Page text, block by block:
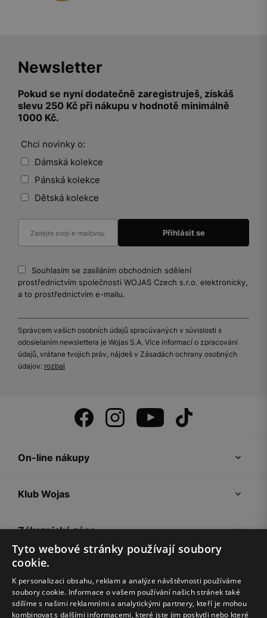
Newsletter
Pokud se nyní dodatečně zaregistruješ, získáš
slevu 250 Kč při nákupu v hodnotě minimálně
1000 Kč.
Chci novinky o:
Dámská kolekce
Pánská kolekce
Dětská kolekce
Souhlasím se zasíláním obchodních sdělení
prostřednictvím společnosti WOJAS Czech s.r.o. elektronicky,
a to prostřednictvím e-mailu.
Správcem vašich osobních údajů spracúvaných v súvislosti s
odosielaním newslettera je Wojas S.A. Více informací o zpracování
údajů, vrátane tvojich práv, nájdeš v Zásadách ochrany osobných
údajov: rozbal
On-line nákupy
Klub Wojas
Zákaznická zóna
Společnost Wojas
Rady
Tyto webové stránky používají soubory
cookie.
K personalizaci obsahu, reklam a analýze návštěvnosti používáme
soubory cookie. Informace o vašem používání našich stránek také
sdílíme s našimi reklamními a analytickými partnery, kteří je mohou
kombinovat s dalšími informacemi, které jste jim poskytli nebo které